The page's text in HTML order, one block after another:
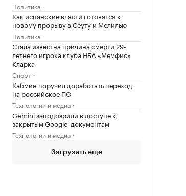
Политика
Как испанские власти готовятся к
новому прорыву в Сеуту и Мелилью
Политика
Стала известна причина смерти 29-
летнего игрока клуба НБА «Мемфис»
Кларка
Спорт
Кабмин поручил доработать переход
на российское ПО
Технологии и медиа
Gemini заподозрили в доступе к
закрытым Google-документам
Технологии и медиа
Загрузить еще